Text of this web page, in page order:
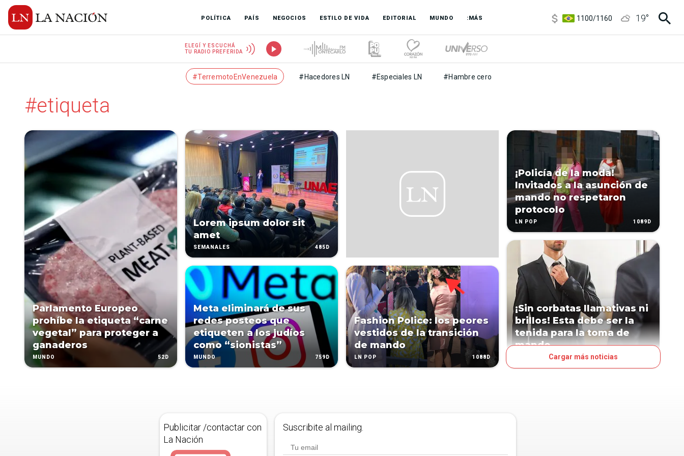
POLÍTICA PAÍS NEGOCIOS ESTILO DE VIDA EDITORIAL MUNDO :MÁS
1100/1160
19°
ELEGÍ Y ESCUCHÁ
TU RADIO PREFERIDA
#TerremotoEnVenezuela #Hacedores LN #Especiales LN #Hambre cero
#etiqueta
Parlamento Europeo
prohíbe la etiqueta “carne
vegetal” para proteger a
ganaderos
MUNDO 52D
Lorem ipsum dolor sit
amet
SEMANALES 485D
Meta eliminará de sus
redes posteos que
etiqueten a los judíos
como “sionistas”
MUNDO 759D
Fashion Police: los peores
vestidos de la transición
de mando
LN POP 1088D
¡Policía de la moda!
Invitados a la asunción de
mando no respetaron
protocolo
LN POP 1089D
¡Sin corbatas llamativas ni
brillos! Esta debe ser la
tenida para la toma de
mando
ESTILO DE VIDACargar más noticias
Publicitar /contactar con
La Nación
Suscribite al mailing.